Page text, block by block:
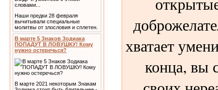
Наши предки 28 февраля
вычитывали специальные
молитвы от злословия и сплетен.
В марте 5 Знаков Зодиака
ПОПАДУТ В ЛОВУШКУ! Кому
нужно остеречься?
В марте 2021 некоторым Знакам
хватает
конца, вы